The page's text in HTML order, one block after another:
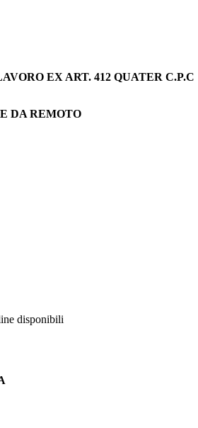
EX ART. 412 QUATER C.P.C
DA REMOTO
disponibili